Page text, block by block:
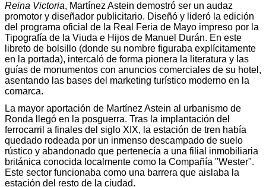
Reina Victoria, Martínez Astein demostró ser un audaz
promotor y diseñador publicitario. Diseñó y lideró la edición
del programa oficial de la Real Feria de Mayo impreso por la
Tipografía de la Viuda e Hijos de Manuel Durán. En este
libreto de bolsillo (donde su nombre figuraba explícitamente
en la portada), intercaló de forma pionera la literatura y las
guías de monumentos con anuncios comerciales de su hotel,
asentando las bases del marketing turístico moderno en la
comarca.
La mayor aportación de Martínez Astein al urbanismo de
Ronda llegó en la posguerra. Tras la implantación del
ferrocarril a finales del siglo XIX, la estación de tren había
quedado rodeada por un inmenso descampado de suelo
rústico y abandonado que pertenecía a una filial inmobiliaria
británica conocida localmente como la Compañía "Wester".
Este sector funcionaba como una barrera que aislaba la
estación del resto de la ciudad.